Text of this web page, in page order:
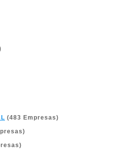
(483 Empresas)